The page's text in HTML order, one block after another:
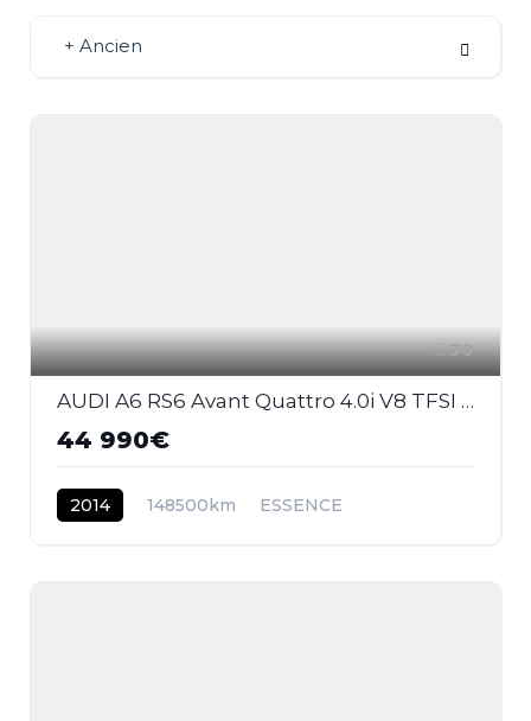
+ Ancien
30
AUDI A6 RS6 Avant Quattro 4.0i V8 TFSI - 560 - BVA Tiptronic RS6 AVANT 2013 BREAK . PHASE 1
44 990€
2014 148500km ESSENCE